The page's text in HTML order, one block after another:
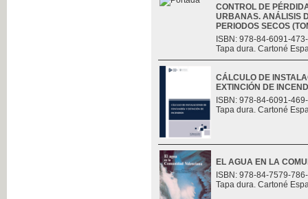
CONTROL DE
URBANAS. ANÁLISIS
PERIODOS SECOS
ISBN: 978-84-6091-
Tapa dura. Cartoné
CÁLCULO DE
EXTINCIÓN DE
ISBN: 978-84-6091-
Tapa dura. Cartoné
EL AGUA EN LA
ISBN: 978-84-7579-
Tapa dura. Cartoné